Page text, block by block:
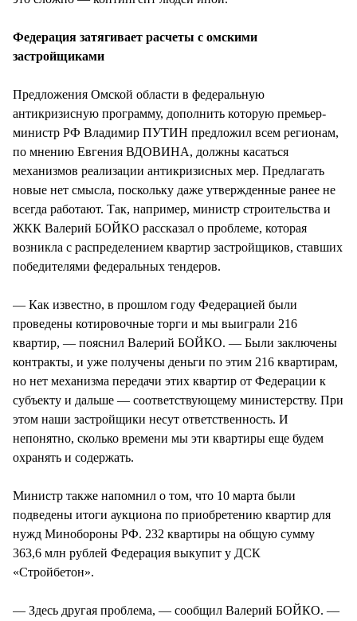
Федерация затягивает расчеты с омскими
застройщиками
Предложения Омской области в федеральную
антикризисную программу, дополнить которую премьер-
министр РФ Владимир ПУТИН предложил всем регионам,
по мнению Евгения ВДОВИНА, должны касаться
механизмов реализации антикризисных мер. Предлагать
новые нет смысла, поскольку даже утвержденные ранее не
всегда работают. Так, например, министр строительства и
ЖКК Валерий БОЙКО рассказал о проблеме, которая
возникла с распределением квартир застройщиков, ставших
победителями федеральных тендеров.
— Как известно, в прошлом году Федерацией были
проведены котировочные торги и мы выиграли 216
квартир, — пояснил Валерий БОЙКО. — Были заключены
контракты, и уже получены деньги по этим 216 квартирам,
но нет механизма передачи этих квартир от Федерации к
субъекту и дальше — соответствующему министерству. При
этом наши застройщики несут ответственность. И
непонятно, сколько времени мы эти квартиры еще будем
охранять и содержать.
Министр также напомнил о том, что 10 марта были
подведены итоги аукциона по приобретению квартир для
нужд Минобороны РФ. 232 квартиры на общую сумму
363,6 млн рублей Федерация выкупит у ДСК
«Стройбетон».
— Здесь другая проблема, — сообщил Валерий БОЙКО. —